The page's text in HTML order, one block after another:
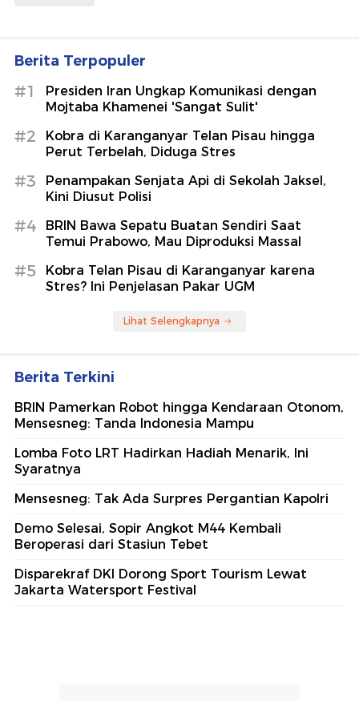
Berita Terpopuler
#1
Presiden Iran Ungkap Komunikasi dengan
Mojtaba Khamenei 'Sangat Sulit'
#2
Kobra di Karanganyar Telan Pisau hingga
Perut Terbelah, Diduga Stres
#3
Penampakan Senjata Api di Sekolah Jaksel,
Kini Diusut Polisi
#4
BRIN Bawa Sepatu Buatan Sendiri Saat
Temui Prabowo, Mau Diproduksi Massal
#5
Kobra Telan Pisau di Karanganyar karena
Stres? Ini Penjelasan Pakar UGM
Lihat Selengkapnya
Berita Terkini
BRIN Pamerkan Robot hingga Kendaraan Otonom,
Mensesneg: Tanda Indonesia Mampu
Lomba Foto LRT Hadirkan Hadiah Menarik, Ini
Syaratnya
Mensesneg: Tak Ada Surpres Pergantian Kapolri
Demo Selesai, Sopir Angkot M44 Kembali
Beroperasi dari Stasiun Tebet
Disparekraf DKI Dorong Sport Tourism Lewat
Jakarta Watersport Festival